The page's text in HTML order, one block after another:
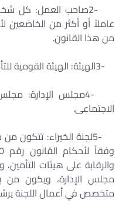
2-صاحب العمل: كل
من هذا القانون.
3-الهيئة: الهيئة القومية
4-مجلس الإدارة: مجلس
الاجتماعى.
5-لجنة الخبراء: تتكون من
والرقابة على هيئات
مجلس الإدارة، ويكون من
متخصص في أعمال اللجنة